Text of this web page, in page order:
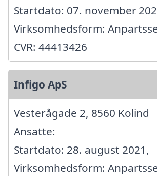
Startdato: 07. november
Virksomhedsform:
CVR: 44413426
Infigo ApS
Vesterågade 2, 8560 Kolind
Ansatte:
Startdato: 28. august 2021,
Virksomhedsform: